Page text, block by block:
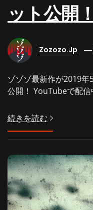
ット公開！
Zozozo.jp
ゾゾゾ最新作が2019年
公開！ YouTubeで配
続きを読む